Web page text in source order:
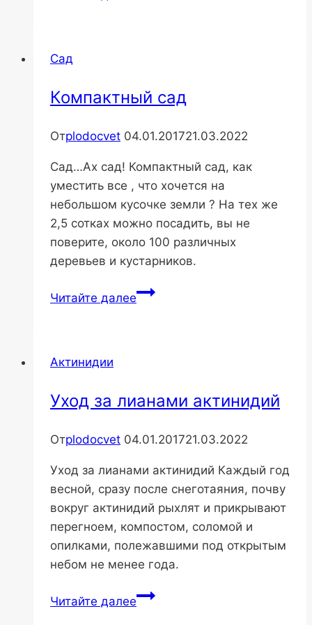
Сад
Компактный сад
Отplodocvet 04.01.201721.03.2022
Сад…Ах сад! Компактный сад, как
уместить все , что хочется на
небольшом кусочке земли ? На тех же
2,5 сотках можно посадить, вы не
поверите, около 100 различных
деревьев и кустарников.
Читайте далееКомпактный
Актинидии
Уход за лианами актинидий
Отplodocvet 04.01.201721.03.2022
Уход за лианами актинидий Каждый год
весной, сразу после снеготаяния, почву
вокруг актинидий рыхлят и прикрывают
перегноем, компостом, соломой и
опилками, полежавшими под открытым
небом не менее года.
Читайте далееУход